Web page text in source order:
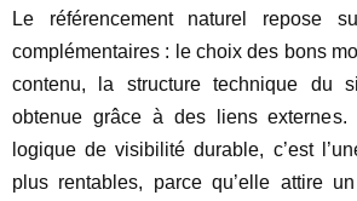
Le référencement naturel repose
complémentaires : le choix des bons
contenu, la structure technique du
obtenue grâce à des liens
logique de visibilité durable, c’est
plus rentables, parce qu’elle attire